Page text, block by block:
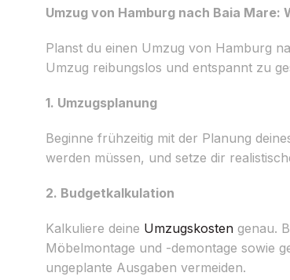
Umzug von Hamburg nach Baia
Planst du einen Umzug von Hamburg
Umzug reibungslos und entspannt zu
1. Umzugsplanung
Beginne frühzeitig mit der Planung
werden müssen, und setze dir
2. Budgetkalkulation
Kalkuliere deine Umzugskosten genau.
Möbelmontage und -demontage sowie
ungeplante Ausgaben vermeiden.